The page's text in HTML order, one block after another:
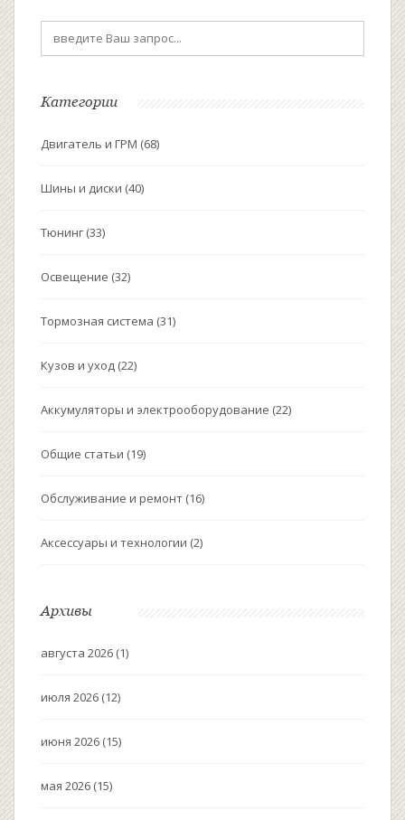
двигателя помогут сохранить авто в хорошем
состоянии на долгие годы.
Категории
Двигатель и ГРМ (68)
Шины и диски (40)
Тюнинг (33)
Освещение (32)
Тормозная система (31)
Кузов и уход (22)
Аккумуляторы и электрооборудование (22)
Общие статьи (19)
Обслуживание и ремонт (16)
Аксессуары и технологии (2)
Архивы
августа 2026 (1)
июля 2026 (12)
июня 2026 (15)
мая 2026 (15)